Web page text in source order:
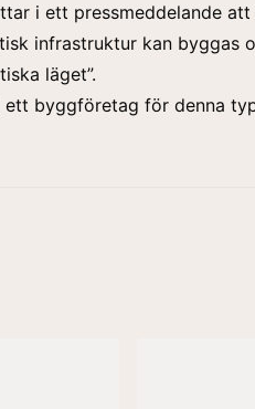
i ett pressmeddelande att
infrastruktur kan byggas
läget”.
ett byggföretag för denna